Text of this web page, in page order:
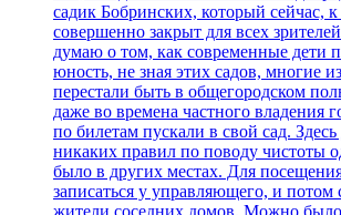
садик Бобринских, который сейчас,
совершенно закрыт для всех
думаю о том, как современные дети
юность, не зная этих садов, многие
перестали быть в общегородском
даже во времена частного владения
по билетам пускали в свой сад.
никаких правил по поводу чистоты
было в других местах. Для
записаться у управляющего, и
жители соседних домов. Можно